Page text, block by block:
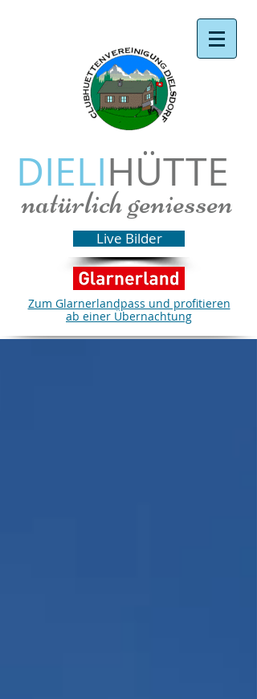
DIELIHÜTTE
natürlich geniessen
Live Bilder
Zum Glarnerlandpass und profitieren
ab einer Übernachtung